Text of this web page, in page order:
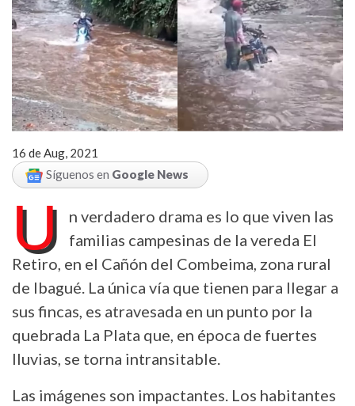
16 de Aug, 2021
Síguenos en Google News
U
n verdadero drama es lo que viven las
familias campesinas de la vereda El
Retiro, en el Cañón del Combeima, zona rural
de Ibagué. La única vía que tienen para llegar a
sus fincas, es atravesada en un punto por la
quebrada La Plata que, en época de fuertes
lluvias, se torna intransitable.
Las imágenes son impactantes. Los habitantes